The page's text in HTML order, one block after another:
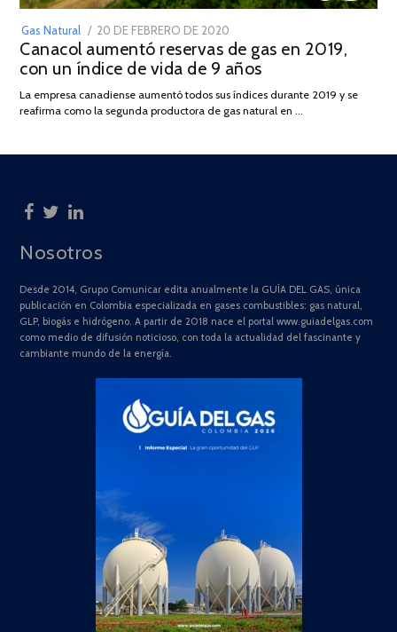
Gas Natural
POSTED
ON
20 DE FEBRERO DE 2020
DE
JULIO
2025
Canacol aumentó reservas de gas en 2019,
con un índice de vida de 9 años
La empresa canadiense aumentó todos sus índices durante 2019 y se
reafirma como la segunda productora de gas natural en …
Nosotros
Desde 2014, Grupo Comunicar edita anualmente la GUÍA DEL GAS, única
publicación en Colombia especializada en gases combustibles: gas natural,
GLP, biogás e hidrógeno. A partir de 2018 nace el portal www.guiadelgas.com
como medio de difusión noticioso, con toda la actualidad del fascinante y
cambiante mundo de la energía.